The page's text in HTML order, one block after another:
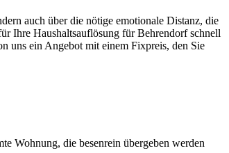
auch über die nötige emotionale Distanz, die
Ihre Haushaltsauflösung für Behrendorf schnell
uns ein Angebot mit einem Fixpreis, den Sie
Wohnung, die besenrein übergeben werden